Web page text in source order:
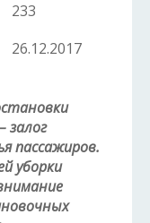
233
26.12.2017
залог
пассажиров.
уборки